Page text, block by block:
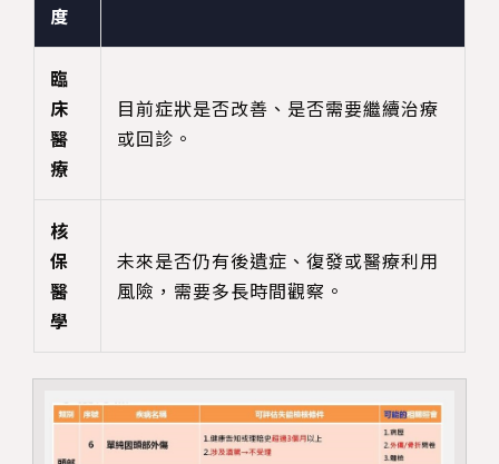
度
臨
床
醫
療
目前症狀是否改善、是否需要繼續治療
或回診。
核
保
醫
學
未來是否仍有後遺症、復發或醫療利用
風險，需要多長時間觀察。